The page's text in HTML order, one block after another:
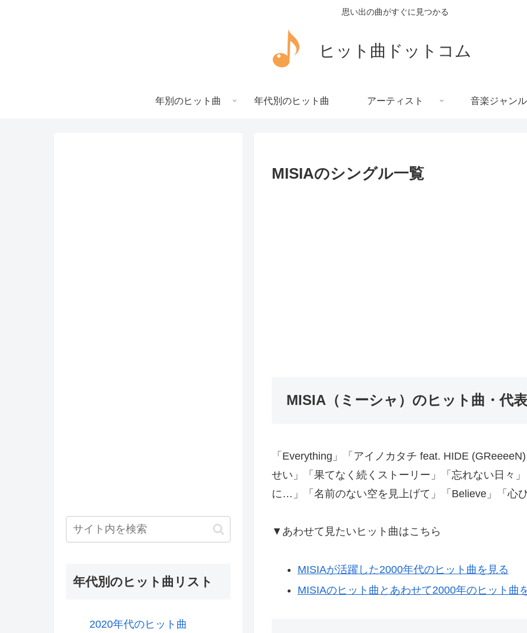
思い出の曲がすぐに見つかる
ヒット曲ドットコム
年別のヒット曲 年代別のヒット曲 アーティスト 音楽ジャンル
MISIAのシングル一覧
MISIA（ミーシャ）のヒット曲・代
「Everything」「アイノカタチ feat. HIDE
せい」「果てなく続くストーリー」「忘れない日々
に…」「名前のない空を見上げて」「Believe」「心
▼あわせて見たいヒット曲はこちら
MISIAが活躍した2000年代のヒット曲を見る
MISIAのヒット曲とあわせて2000年のヒット曲
年代別のヒット曲リスト
2020年代のヒット曲